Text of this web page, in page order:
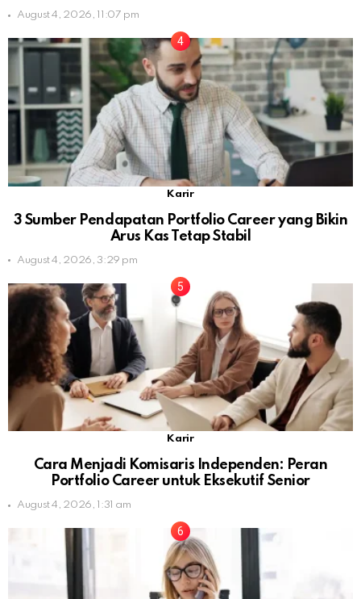
August 4, 2026, 11:07 pm
Karir
3 Sumber Pendapatan Portfolio Career yang Bikin
Arus Kas Tetap Stabil
August 4, 2026, 3:29 pm
Karir
Cara Menjadi Komisaris Independen: Peran
Portfolio Career untuk Eksekutif Senior
August 4, 2026, 1:31 am